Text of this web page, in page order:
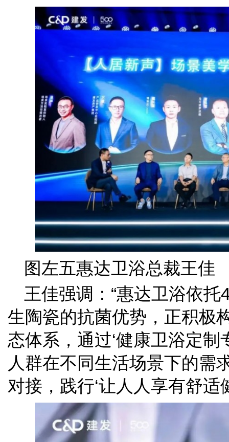
图左五惠达卫浴总裁王佳
王佳强调：“惠达卫浴依
生陶瓷的抗菌优势，正积极
态体系，通过‘健康卫浴定制
人群在不同生活场景下的需
对接，践行‘让人人享有舒适